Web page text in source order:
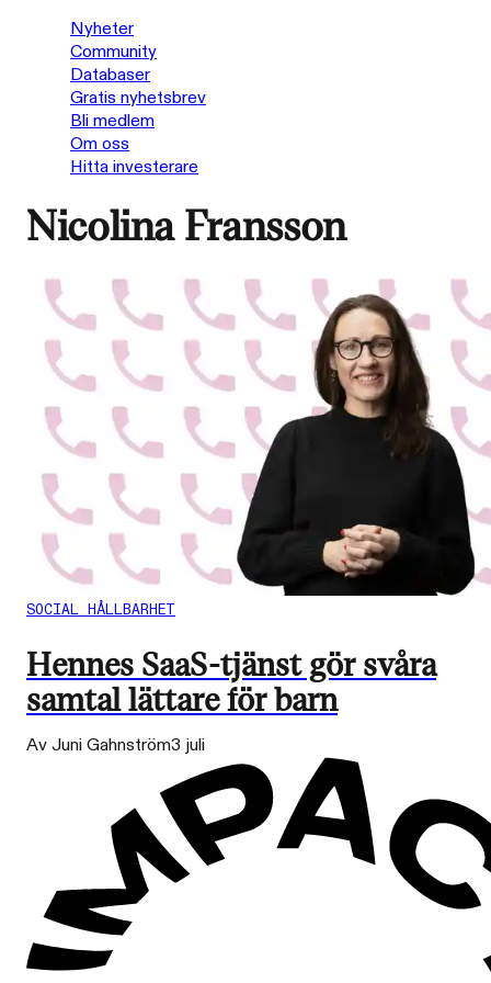
Nyheter
Community
Databaser
Gratis nyhetsbrev
Bli medlem
Om oss
Hitta investerare
Nicolina Fransson
SOCIAL HÅLLBARHET
Hennes SaaS-tjänst gör svåra
samtal lättare för barn
Av Juni Gahnström3 juli